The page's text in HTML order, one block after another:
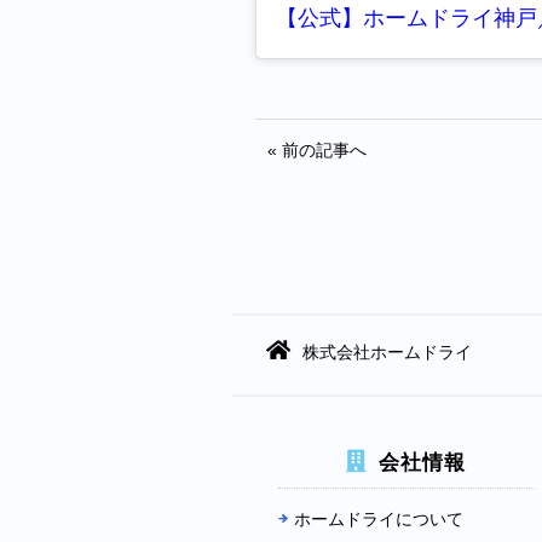
« 前の記事へ
株式会社ホームドライ
会社情報
ホームドライについて